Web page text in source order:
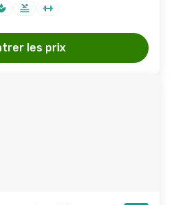
les prix